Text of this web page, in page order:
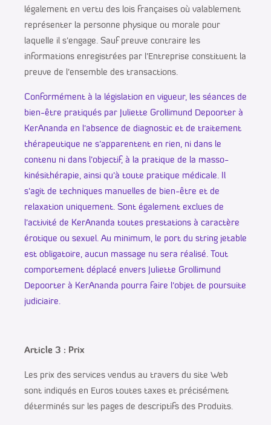
légalement en vertu des lois françaises où valablement
représenter la personne physique ou morale pour
laquelle il s’engage. Sauf preuve contraire les
informations enregistrées par l’Entreprise constituent la
preuve de l’ensemble des transactions.
Conformément à la législation en vigueur, les séances de
bien-être pratiqués par Juliette Grollimund Depoorter à
KerAnanda en l’absence de diagnostic et de traitement
thérapeutique ne s’apparentent en rien, ni dans le
contenu ni dans l’objectif, à la pratique de la masso-
kinésithérapie, ainsi qu’à toute pratique médicale. Il
s’agit de techniques manuelles de bien-être et de
relaxation uniquement. Sont également exclues de
l’activité de KerAnanda toutes prestations à caractère
érotique ou sexuel. Au minimum, le port du string jetable
est obligatoire, aucun massage nu sera réalisé. Tout
comportement déplacé envers Juliette Grollimund
Depoorter à KerAnanda pourra faire l’objet de poursuite
judiciaire.
Article 3 : Prix
Les prix des services vendus au travers du site Web
sont indiqués en Euros toutes taxes et précisément
déterminés sur les pages de descriptifs des Produits.